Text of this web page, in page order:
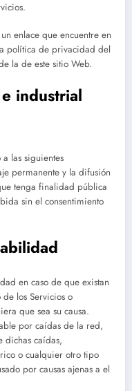
enlace que encuentre en
política de privacidad del
la de este sitio Web.
industrial
a las siguientes
permanente y la difusión
tenga finalidad pública
sin el consentimiento
en caso de que existan
los Servicios o
que sea su causa.
por caídas de la red,
dichas caídas,
o cualquier otro tipo
por causas ajenas a el